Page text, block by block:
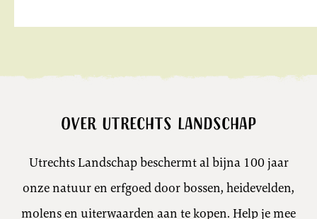
Over Utrechts Landschap
Utrechts Landschap beschermt al bijna 100 jaar
onze natuur en erfgoed door bossen, heidevelden,
molens en uiterwaarden aan te kopen. Help je mee